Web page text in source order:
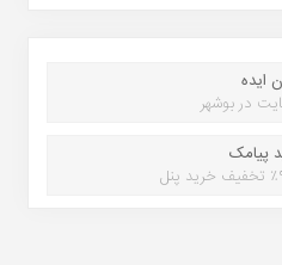
ایده
در بوشهر
پیامک